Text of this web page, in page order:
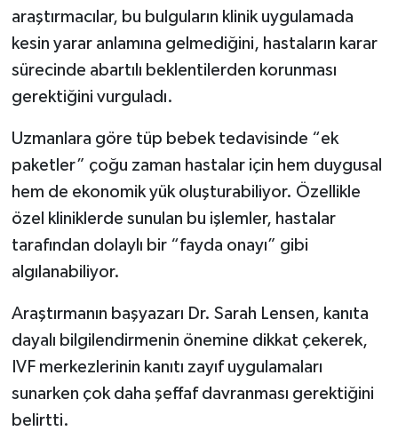
araştırmacılar, bu bulguların klinik uygulamada
kesin yarar anlamına gelmediğini, hastaların karar
sürecinde abartılı beklentilerden korunması
gerektiğini vurguladı.
Uzmanlara göre tüp bebek tedavisinde “ek
paketler” çoğu zaman hastalar için hem duygusal
hem de ekonomik yük oluşturabiliyor. Özellikle
özel kliniklerde sunulan bu işlemler, hastalar
tarafından dolaylı bir “fayda onayı” gibi
algılanabiliyor.
Araştırmanın başyazarı Dr. Sarah Lensen, kanıta
dayalı bilgilendirmenin önemine dikkat çekerek,
IVF merkezlerinin kanıtı zayıf uygulamaları
sunarken çok daha şeffaf davranması gerektiğini
belirtti.